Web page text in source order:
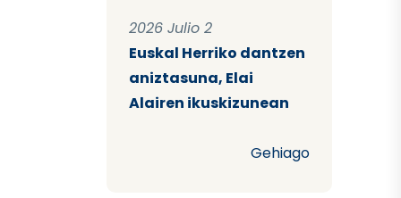
2026 Julio 2
Euskal Herriko dantzen
aniztasuna, Elai
Alairen ikuskizunean
Gehiago